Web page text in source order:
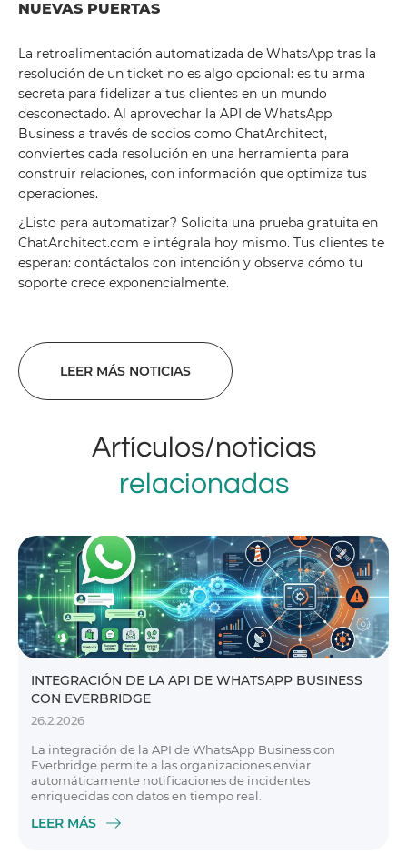
NUEVAS PUERTAS
La retroalimentación automatizada de WhatsApp tras la
resolución de un ticket no es algo opcional: es tu arma
secreta para fidelizar a tus clientes en un mundo
desconectado. Al aprovechar la API de WhatsApp
Business a través de socios como ChatArchitect,
conviertes cada resolución en una herramienta para
construir relaciones, con información que optimiza tus
operaciones.
¿Listo para automatizar? Solicita una prueba gratuita en
ChatArchitect.com e intégrala hoy mismo. Tus clientes te
esperan: contáctalos con intención y observa cómo tu
soporte crece exponencialmente.
LEER MÁS NOTICIAS
Artículos/noticias
relacionadas
INTEGRACIÓN DE LA API DE WHATSAPP BUSINESS
CON EVERBRIDGE
26.2.2026
La integración de la API de WhatsApp Business con
Everbridge permite a las organizaciones enviar
automáticamente notificaciones de incidentes
enriquecidas con datos en tiempo real.
LEER MÁS